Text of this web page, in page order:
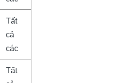
Tất
cả
các
Tất